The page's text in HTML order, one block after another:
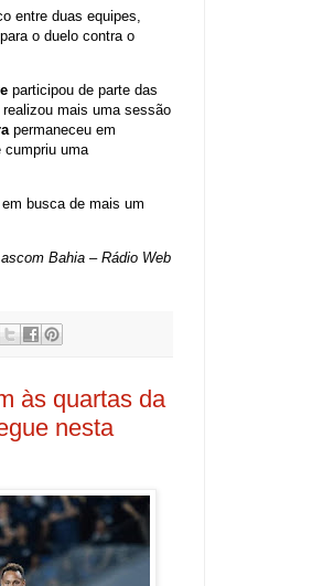
entre duas equipes,
o duelo contra o
participou de parte das
realizou mais uma sessão
permaneceu em
cumpriu uma
busca de mais um
Bahia – Rádio Web
às quartas da
nesta